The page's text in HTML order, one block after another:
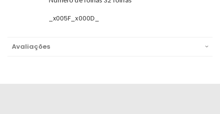
_x005F_x000D_
Avaliações